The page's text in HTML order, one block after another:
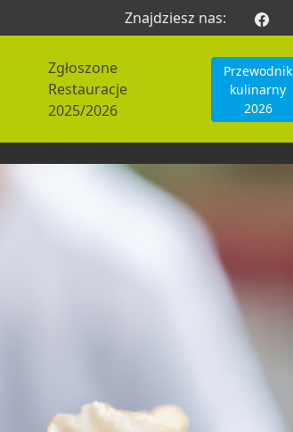
Znajdziesz nas:
Zgłoszone
Restauracje
2025/2026
Przewodnik
kulinarny
2026